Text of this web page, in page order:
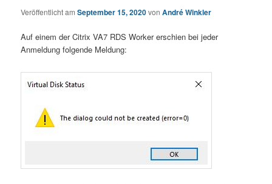
Veröffentlicht amSeptember 15, 2020vonAndré Winkler
Auf einem der Citrix VA7 RDS Worker erschien bei jeder
Anmeldung folgende Meldung: